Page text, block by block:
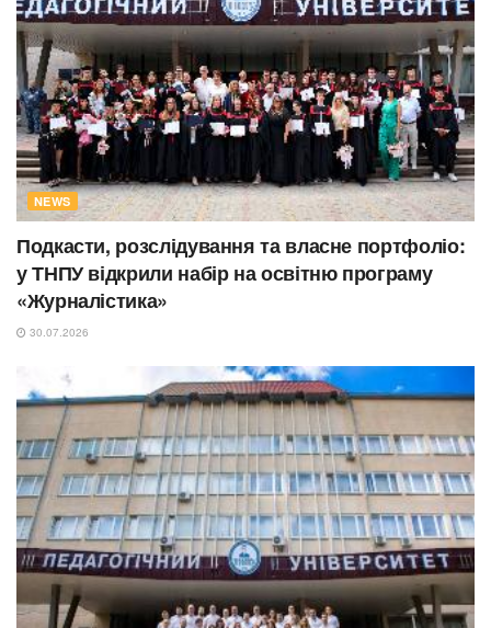
NEWS
Подкасти, розслідування та власне портфоліо:
у ТНПУ відкрили набір на освітню програму
«Журналістика»
30.07.2026